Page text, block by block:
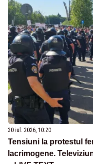
30 iul. 2026, 10:20
Tensiuni la protestul
lacrimogene.